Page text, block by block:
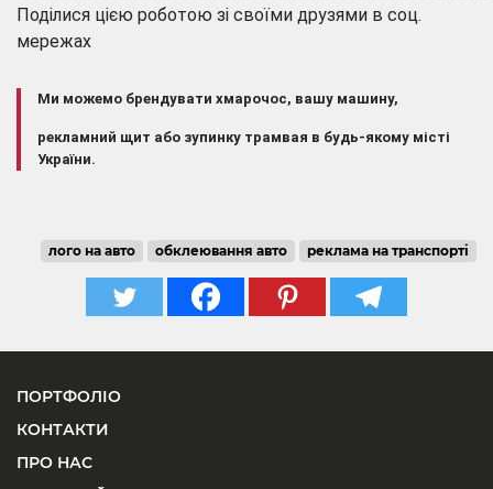
Поділися цією роботою зі своїми друзями в соц.
мережах
Ми можемо брендувати хмарочос, вашу машину,
рекламний щит або зупинку трамвая в будь-якому місті
України.
лого на авто обклеювання авто реклама на транспорті
ПОРТФОЛІО
КОНТАКТИ
ПРО НАС